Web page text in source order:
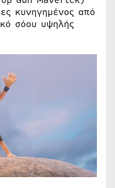
κυνηγημένος από
σόου υψηλής